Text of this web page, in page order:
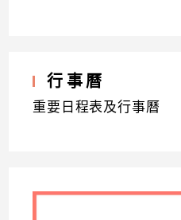
行事曆
重要日程表及行事曆